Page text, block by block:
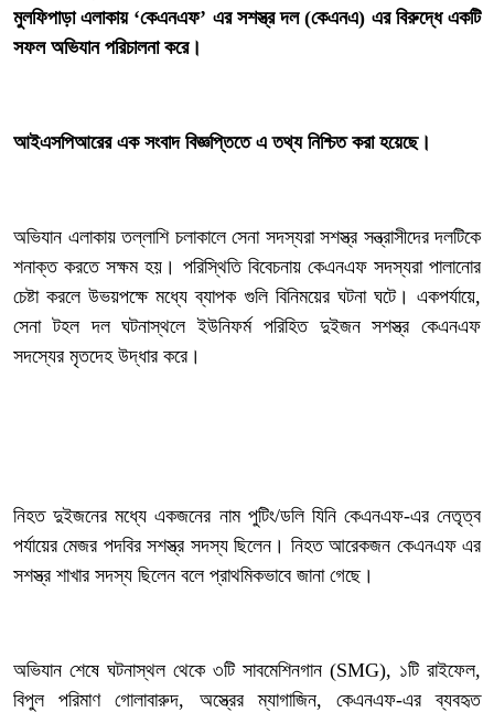
মুলফিপাড়া এলাকায় ‘কেএনএফ’ এর সশস্ত্র দল (কেএনএ) এর বিরুদ্ধে একটি
সফল অভিযান পরিচালনা করে।
‎আইএসপিআরের এক সংবাদ বিজ্ঞপ্তিতে এ তথ্য নিশ্চিত করা হয়েছে।
‎অভিযান এলাকায় তল্লাশি চলাকালে সেনা সদস্যরা সশস্ত্র সন্ত্রাসীদের দলটিকে
শনাক্ত করতে সক্ষম হয়। পরিস্থিতি বিবেচনায় কেএনএফ সদস্যরা পালানোর
চেষ্টা করলে উভয়পক্ষে মধ্যে ব্যাপক গুলি বিনিময়ের ঘটনা ঘটে। একপর্যায়ে,
সেনা টহল দল ঘটনাস্থলে ইউনিফর্ম পরিহিত দুইজন সশস্ত্র কেএনএফ
সদস্যের মৃতদেহ উদ্ধার করে।
‎নিহত দুইজনের মধ্যে একজনের নাম পুটিং/ডলি যিনি কেএনএফ-এর নেতৃত্ব
পর্যায়ের মেজর পদবির সশস্ত্র সদস্য ছিলেন। নিহত আরেকজন কেএনএফ এর
সশস্ত্র শাখার সদস্য ছিলেন বলে প্রাথমিকভাবে জানা গেছে।
‎অভিযান শেষে ঘটনাস্থল থেকে ৩টি সাবমেশিনগান (SMG), ১টি রাইফেল,
বিপুল পরিমাণ গোলাবারুদ, অস্ত্রের ম্যাগাজিন, কেএনএফ-এর ব্যবহৃত